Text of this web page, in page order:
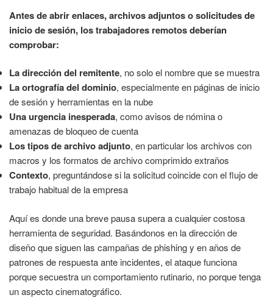
Antes de abrir enlaces, archivos adjuntos o solicitudes de
inicio de sesión, los trabajadores remotos deberían
comprobar:
La dirección del remitente, no solo el nombre que se muestra
La ortografía del dominio, especialmente en páginas de inicio
de sesión y herramientas en la nube
Una urgencia inesperada, como avisos de nómina o
amenazas de bloqueo de cuenta
Los tipos de archivo adjunto, en particular los archivos con
macros y los formatos de archivo comprimido extraños
Contexto, preguntándose si la solicitud coincide con el flujo de
trabajo habitual de la empresa
Aquí es donde una breve pausa supera a cualquier costosa
herramienta de seguridad. Basándonos en la dirección de
diseño que siguen las campañas de phishing y en años de
patrones de respuesta ante incidentes, el ataque funciona
porque secuestra un comportamiento rutinario, no porque tenga
un aspecto cinematográfico.